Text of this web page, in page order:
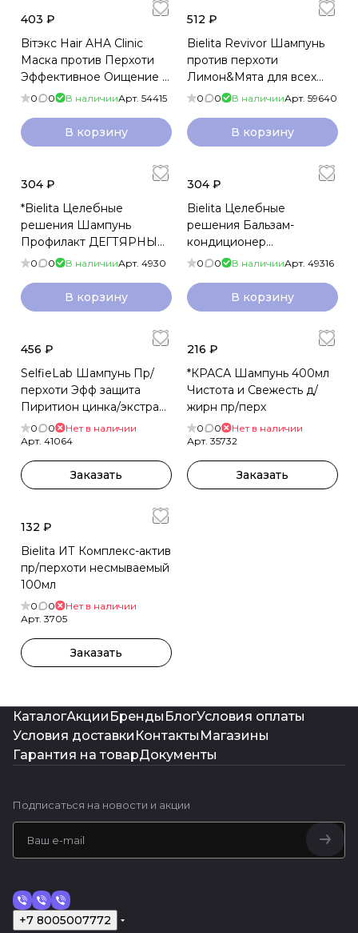
403 ₽
Biтэкс Hair AHA Clinic
Маска против Перхоти
Эффективное Оищение и
Уход 300мл
0 0 В наличииАрт. 54415
В корзину
512 ₽
Bielita Revivor Шампунь
против перхоти
Лимон&Мята для всех
типов волос 500мл
0 0 В наличииАрт. 59640
В корзину
304 ₽
*Bielita Целебные
решения Шампунь
Профилакт ДЕГТЯРНЫЙ
пр/перхоти 480мл
0 0 В наличииАрт. 4930
В корзину
304 ₽
Bielita Целебные
решения Бальзам-
кондиционер
ДЕГТЯРНЫЙ против
0 0 В наличииАрт. 49316
В корзину
456 ₽
SelfieLab Шампунь Пр/
перхоти Эфф защита
Пиритион цинка/экстракт
раст/компл вит 200мл
0 0
Нет в наличии
Арт. 41064
Заказать
216 ₽
*КРАСА Шампунь 400мл
Чистота и Свежесть д/
жирн пр/перх
0 0
Нет в наличии
Арт. 35732
Заказать
132 ₽
Bielita ИТ Комплекс-актив
пр/перхоти несмываемый
100мл
0 0
Нет в наличии
Арт. 3705
Заказать
КаталогАкции Бренды БлогУсловия оплаты
Условия доставки Контакты Магазины
Гарантия на товарДокументы
Подписаться на новости и акции
+7 8005007772